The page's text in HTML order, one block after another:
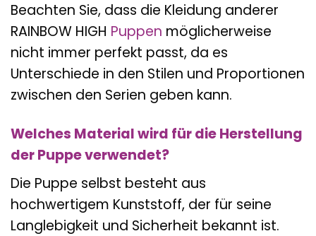
Beachten Sie, dass die Kleidung anderer
RAINBOW HIGH Puppen möglicherweise
nicht immer perfekt passt, da es
Unterschiede in den Stilen und Proportionen
zwischen den Serien geben kann.
Welches Material wird für die Herstellung
der Puppe verwendet?
Die Puppe selbst besteht aus
hochwertigem Kunststoff, der für seine
Langlebigkeit und Sicherheit bekannt ist.